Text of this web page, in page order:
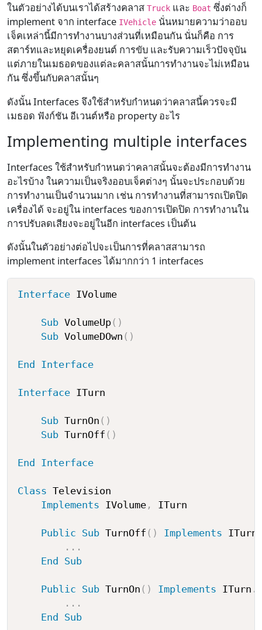
ในตัวอย่างได้บนเราได้สร้างคลาสTruck และ Boat ซึ่งต่างก็
implement จาก interface IVehicle นั่นหมายความว่าออบ
เจ็คเหล่านี้มีการทำงานบางส่วนที่เหมือนกัน นั่นก็คือ การ
สตาร์ทและหยุดเครื่องยนต์ การขับ และรับความเร็วปัจจุบัน
แต่ภายในเมธอดของแต่ละคลาสนั้นการทำงานจะไม่เหมือน
กัน ซึ่งขึ้นกับคลาสนั้นๆ
ดังนั้น Interfaces จึงใช้สำหรับกำหนดว่าคลาสนี้ควรจะมี
เมธอด ฟังก์ชัน อีเวนต์หรือ property อะไร
Implementing multiple interfaces
Interfaces ใช้สำหรับกำหนดว่าคลาสนั้นจะต้องมีการทำงาน
อะไรบ้าง ในความเป็นจริงออบเจ็คต่างๆ นั้นจะประกอบด้วย
การทำงานเป็นจำนวนมาก เช่น การทำงานที่สามารถเปิดปิด
เครื่องได้ จะอยู่ใน interfaces ของการเปิดปิด การทำงานใน
การปรับลดเสียงจะอยู่ในอีก interfaces เป็นต้น
ดังนั้นในตัวอย่างต่อไปจะเป็นการที่คลาสสามารถ
implement interfaces ได้มากกว่า 1 interfaces
Interface IVolume
Sub VolumeUp( )
Sub VolumeDOwn ( )
End Interface
Interface ITurn
Sub TurnOn ( )
Sub TurnOff ( )
End Interface
Class Television
Implements IVolume, ITurn
Public Sub TurnOff ( ) Implements ITurn
. . .
End
Sub
Public Sub TurnOn ( ) Implements ITurn .
. . .
End
Sub